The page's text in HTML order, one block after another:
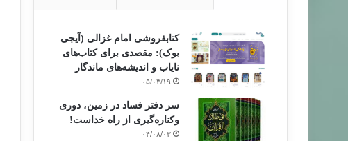
کتابفروشی امام غزالی (آیجی
بوک): مقصدی برای کتاب‌های
نایاب و اندیشه‌های ماندگار
۰۵/۰۳/۱۹
سر دفتر فساد در زمین‌، دوری
وکناره‌گیری از راه خداست‌!
۰۴/۰۸/۰۳